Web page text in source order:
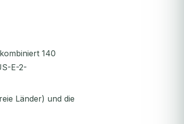
140
E-2-
Länder) und die